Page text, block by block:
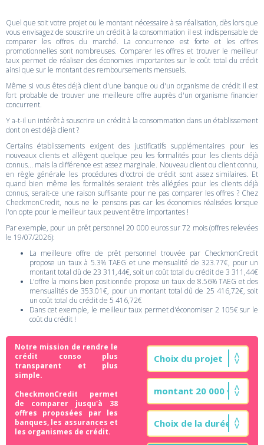
Quel que soit votre projet ou le montant nécessaire à sa réalisation, dès lors que
vous envisagez de souscrire un crédit à la consommation il est indispensable de
comparer les offres du marché. La concurrence est forte et les offres
promotionnelles sont nombreuses. Comparer les offres et trouver le meilleur
taux permet de réaliser des économies importantes sur le coût total du crédit
ainsi que sur le montant des remboursements mensuels.
Même si vous êtes déjà client d'une banque ou d'un organisme de crédit il est
fort probable de trouver une meilleure offre auprès d'un organisme financier
concurrent.
Y a-t-il un intérêt à souscrire un crédit à la consommation dans un établissement
dont on est déjà client ?
Certains établissements exigent des justificatifs supplémentaires pour les
nouveaux clients et allègent quelque peu les formalités pour les clients déjà
connus... mais la différence est assez marginale. Nouveau client ou client connu,
en règle générale les procédures d'octroi de crédit sont assez similaires. Et
quand bien même les formalités seraient très allégées pour les clients déjà
connus, serait-ce une raison suffisante pour ne pas comparer les offres ? Chez
CheckmonCredit, nous ne le pensons pas car les économies réalisées lorsque
l'on opte pour le meilleur taux peuvent être importantes !
Par exemple, pour un prêt personnel 20 000 euros sur 72 mois (offres relevées
le 19/07/2026):
La meilleure offre de prêt personnel trouvée par CheckmonCredit
propose un taux à 5.3% TAEG et une mensualité de 323.77€, pour un
montant total dû de 23 311,44€, soit un coût total du crédit de 3 311,44€
L'offre la moins bien positionnée propose un taux de 8.56% TAEG et des
mensualités de 353.01€, pour un montant total dû de 25 416,72€, soit
un coût total du crédit de 5 416,72€
Dans cet exemple, le meilleur taux permet d'économiser 2 105€ sur le
coût du crédit !
Notre mission de rendre le
crédit conso plus
transparent et plus
simple.
CheckmonCredit permet
de comparer jusqu'à 38
offres proposées par les
banques, les assurances et
les organismes de crédit.